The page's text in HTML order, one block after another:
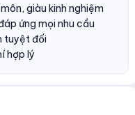
giàu kinh nghiệm
ứng mọi nhu cầu
tuyệt đối
hợp lý